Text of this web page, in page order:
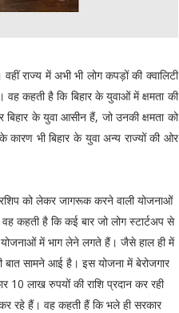
राज्य में अभी भी लोग कपड़ों की क्वालिटी
कहती है कि बिहार के युवाओं में क्षमता की
के युवा आसीन हैं, जो उनकी क्षमता को
कारण भी बिहार के युवा अन्य राज्यों की ओर
को लेकर जागरूक करने वाली योजनाओं
कहती है कि कई बार जो लोग स्टार्टअप से
में भाग लेने लगते हैं। जैसे हाल ही में
बात सामने आई है। इस योजना में बेरोजगार
10 लाख रुपयों की राशि प्रदान कर रही
रहे हैं। वह कहती हैं कि भले ही सरकार